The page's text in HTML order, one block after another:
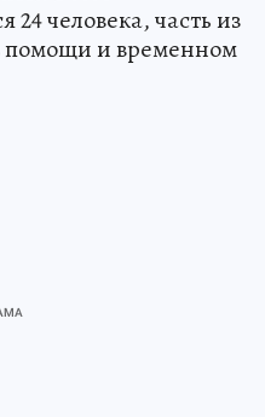
человека, часть из
помощи и временном